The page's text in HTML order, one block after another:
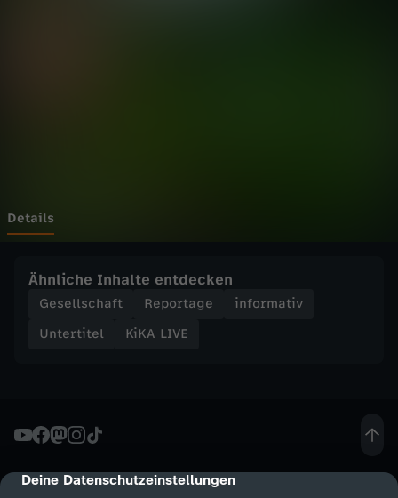
cmp-dialog-description
Deine Datenschutzeinstellungen
s
n
e
n
Details
Ähnliche Inhalte entdecken
Gesellschaft Reportage
informativ
Untertitel
KiKA LIVE